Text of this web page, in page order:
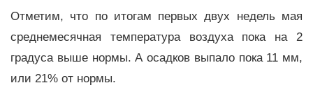
Отметим, что по итогам первых двух недель мая
среднемесячная температура воздуха пока на 2
градуса выше нормы. А осадков выпало пока 11 мм,
или 21% от нормы.